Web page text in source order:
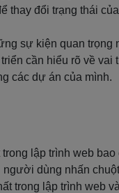
thay đổi trạng thái
sự kiện quan trọng
cần hiểu rõ về vai
các dự án của mình.
lập trình web bao
dùng nhấn
trong lập trình web